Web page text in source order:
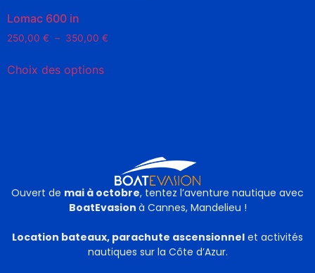
Lomac 600 in
250,00 € – 350,00 €
Choix des options
Ouvert de mai à octobre, tentez l’aventure nautique avec
BoatEvasion à Cannes, Mandelieu !
Location bateaux, parachute ascensionnel et activités
nautiques sur la Côte d’Azur.